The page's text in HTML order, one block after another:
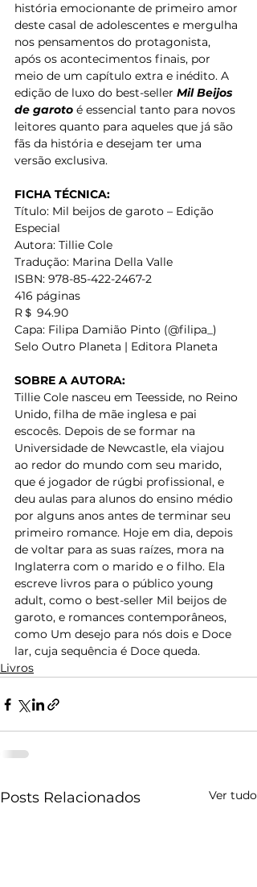
história emocionante de primeiro amor
deste casal de adolescentes e mergulha
nos pensamentos do protagonista,
após os acontecimentos finais, por
meio de um capítulo extra e inédito. A
edição de luxo do best-seller Mil Beijos
de garoto é essencial tanto para novos
leitores quanto para aqueles que já são
fãs da história e desejam ter uma
versão exclusiva.
FICHA TÉCNICA:
Título: Mil beijos de garoto – Edição
Especial
Autora: Tillie Cole
Tradução: Marina Della Valle
ISBN: 978-85-422-2467-2
416 páginas
R＄ 94.90
Capa: Filipa Damião Pinto (@filipa_)
Selo Outro Planeta | Editora Planeta
SOBRE A AUTORA:
Tillie Cole nasceu em Teesside, no Reino
Unido, filha de mãe inglesa e pai
escocês. Depois de se formar na
Universidade de Newcastle, ela viajou
ao redor do mundo com seu marido,
que é jogador de rúgbi profissional, e
deu aulas para alunos do ensino médio
por alguns anos antes de terminar seu
primeiro romance. Hoje em dia, depois
de voltar para as suas raízes, mora na
Inglaterra com o marido e o filho. Ela
escreve livros para o público young
adult, como o best-seller Mil beijos de
garoto, e romances contemporâneos,
como Um desejo para nós dois e Doce
lar, cuja sequência é Doce queda.
Livros
Posts Relacionados Ver tudo